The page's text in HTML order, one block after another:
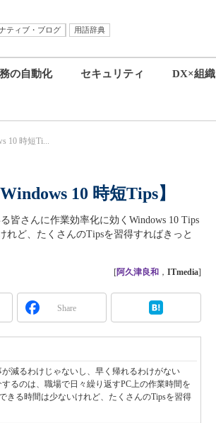
ティブ・ブログ
用語辞典
の自動化 セキュリティ DX×組織
10 時短Ti...
10 時短Tips】
皆さんに作業効率化に効くWindows 10 Tips
ど、たくさんのTipsを習得すればきっと
[阿久津良和 ， ITmedia]
Share
減るわけじゃないし、早く帰れるわけがない
るのは、職場で日々繰り返すPC上の作業時間を
きる時間は少ないけれど、たくさんのTipsを習得